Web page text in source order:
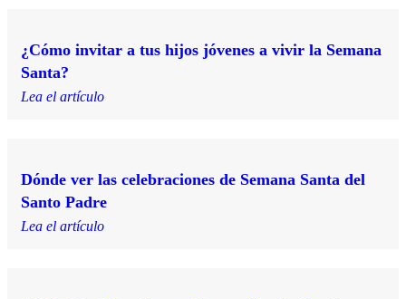
¿Cómo invitar a tus hijos jóvenes a vivir la Semana
Santa?
Lea el artículo
Dónde ver las celebraciones de Semana Santa del
Santo Padre
Lea el artículo